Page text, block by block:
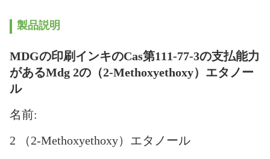
製品説明
MDGの印刷インキのCas第111-77-3の支払能力
があるMdg 2の（2-Methoxyethoxy）エタノー
ル
名前:
2 （2-Methoxyethoxy）エタノール